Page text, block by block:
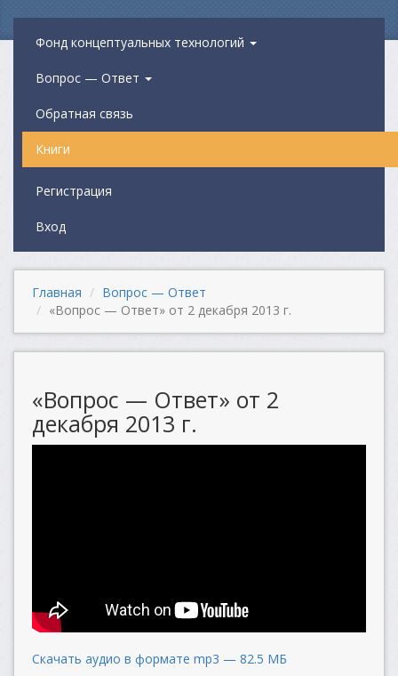
Фонд концептуальных технологий
Вопрос — Ответ
Обратная связь
Книги
Регистрация
Вход
Главная
Вопрос — Ответ
«Вопрос — Ответ» от 2 декабря 2013 г.
«Вопрос — Ответ» от 2
декабря 2013 г.
Скачать аудио в формате mp3 — 82.5 МБ